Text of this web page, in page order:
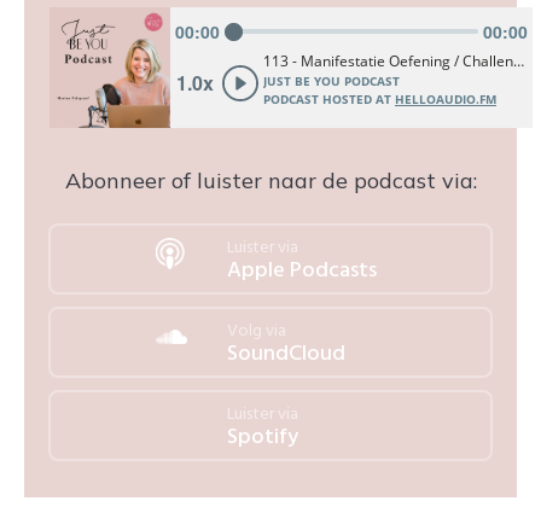
Abonneer of luister naar de podcast via:
Luister via
Apple Podcasts
Volg via
SoundCloud
Luister via
Spotify